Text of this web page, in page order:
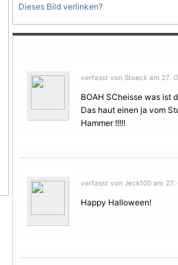
Dieses Bild verlinken?
verfasst von Stoeck am 27.
BOAH SCheisse was ist
Das haut einen ja vom
Hammer !!!!!
verfasst von Jeck100 am 27.
Happy Halloween!